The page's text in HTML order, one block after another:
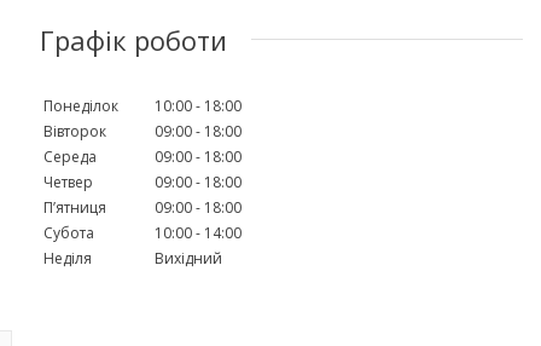
Графік роботи
Понеділок 10:00
18:00
Вівторок
09:00
18:00
Середа
09:00
18:00
Четвер
09:00
18:00
Пʼятниця
09:00
18:00
Субота
10:00
14:00
Неділя
Вихідний